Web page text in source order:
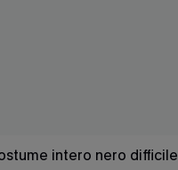
intero nero